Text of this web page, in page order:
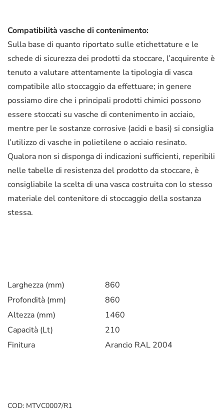
Compatibilità vasche di contenimento:
Sulla base di quanto riportato sulle etichettature e le
schede di sicurezza dei prodotti da stoccare, l’acquirente è
tenuto a valutare attentamente la tipologia di vasca
compatibile allo stoccaggio da effettuare; in genere
possiamo dire che i principali prodotti chimici possono
essere stoccati su vasche di contenimento in acciaio,
mentre per le sostanze corrosive (acidi e basi) si consiglia
l’utilizzo di vasche in polietilene o acciaio resinato.
Qualora non si disponga di indicazioni sufficienti, reperibili
nelle tabelle di resistenza del prodotto da stoccare, è
consigliabile la scelta di una vasca costruita con lo stesso
materiale del contenitore di stoccaggio della sostanza
stessa.
Larghezza (mm)
860
Profondità (mm)
860
Altezza (mm)
1460
Capacità (Lt)
210
Finitura
Arancio RAL 2004
COD: MTVC0007/R1